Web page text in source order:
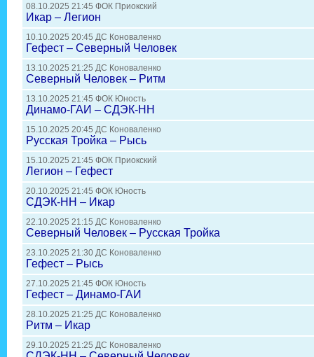
08.10.2025 21:45 ФОК Приокский
Икар – Легион
10.10.2025 20:45 ДС Коноваленко
Гефест – Северный Человек
13.10.2025 21:25 ДС Коноваленко
Северный Человек – Ритм
13.10.2025 21:45 ФОК Юность
Динамо-ГАИ – СДЭК-НН
15.10.2025 20:45 ДС Коноваленко
Русская Тройка – Рысь
15.10.2025 21:45 ФОК Приокский
Легион – Гефест
20.10.2025 21:45 ФОК Юность
СДЭК-НН – Икар
22.10.2025 21:15 ДС Коноваленко
Северный Человек – Русская Тройка
23.10.2025 21:30 ДС Коноваленко
Гефест – Рысь
27.10.2025 21:45 ФОК Юность
Гефест – Динамо-ГАИ
28.10.2025 21:25 ДС Коноваленко
Ритм – Икар
29.10.2025 21:25 ДС Коноваленко